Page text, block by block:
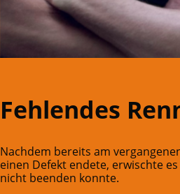
Fehlendes
Nachdem bereits am
einen Defekt endete, erwischte
nicht beenden konnte.